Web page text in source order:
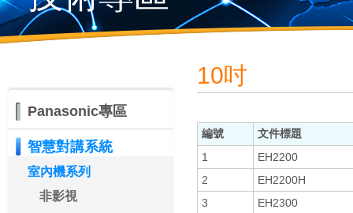
Panasonic專區
智慧對講系統
室內機系列
非影視
10吋
編號
文件標題
1
EH2200
2
EH2200H
3
EH2300